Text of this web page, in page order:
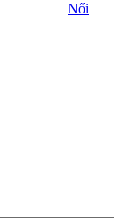
Női